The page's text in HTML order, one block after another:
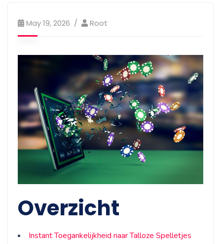
May 19, 2026 Root
Overzicht
Instant Toegankelijkheid naar Talloze Spelletjes